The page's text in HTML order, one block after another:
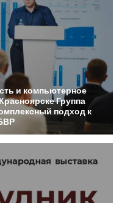
и компьютерное
Группа
подход к